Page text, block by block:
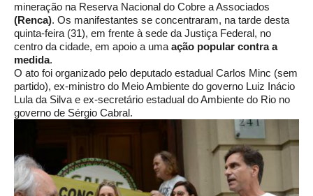
mineração na Reserva Nacional do Cobre a Associados
(Renca). Os manifestantes se concentraram, na tarde desta
quinta-feira (31), em frente à sede da Justiça Federal, no
centro da cidade, em apoio a uma ação popular contra a
medida.
O ato foi organizado pelo deputado estadual Carlos Minc (sem
partido), ex-ministro do Meio Ambiente do governo Luiz Inácio
Lula da Silva e ex-secretário estadual do Ambiente do Rio no
governo de Sérgio Cabral.